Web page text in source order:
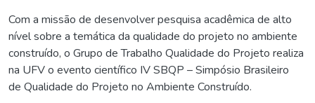
Com a missão de desenvolver pesquisa acadêmica de alto
nível sobre a temática da qualidade do projeto no ambiente
construído, o Grupo de Trabalho Qualidade do Projeto realiza
na UFV o evento científico IV SBQP – Simpósio Brasileiro
de Qualidade do Projeto no Ambiente Construído.